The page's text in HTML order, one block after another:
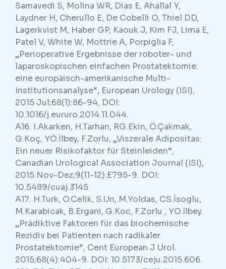
Samavedi S, Molina WR, Dias E, Ahallal Y,
Laydner H, Cherullo E, De Cobelli O, Thiel DD,
Lagerkvist M, Haber GP, Kaouk J, Kim FJ, Lima E,
Patel V, White W, Mottrie A, Porpiglia F,
„Perioperative Ergebnisse der roboter- und
laparoskopischen einfachen Prostatektomie:
eine europäisch-amerikanische Multi-
Institutionsanalyse“, European Urology (ISI),
2015 Jul;68(1):86-94, DOI:
10.1016/j.eururo.2014.11.044.
A16. I.Akarken, H.Tarhan, RG.Ekin, Ö.Çakmak,
G.Koç, YÖ.İlbey, F.Zorlu, „Viszerale Adipositas:
Ein neuer Risikofaktor für Steinleiden“,
Canadian Urological Association Journal (ISI),
2015 Nov-Dez;9(11-12):E795-9. DOI:
10.5489/cuaj.3145
A17. H.Turk, O.Celik, S.Un, M.Yoldas, CS.İsoglu,
M.Karabicak, B.Ergani, G.Koc, F.Zorlu , YO.Ilbey.
„Prädiktive Faktoren für das biochemische
Rezidiv bei Patienten nach radikaler
Prostatektomie“, Cent European J Urol.
2015;68(4):404-9. DOI: 10.5173/ceju.2015.606.